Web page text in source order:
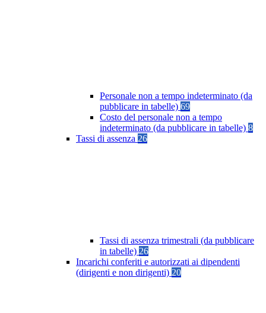
Personale non a tempo indeterminato (da
pubblicare in tabelle) 69
Costo del personale non a tempo
indeterminato (da pubblicare in tabelle) 8
Tassi di assenza 26
Tassi di assenza trimestrali (da pubblicare
in tabelle) 26
Incarichi conferiti e autorizzati ai dipendenti
(dirigenti e non dirigenti) 20